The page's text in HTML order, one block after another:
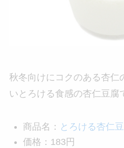
秋冬向けにコクのある杏仁
いとろける食感の杏仁豆腐
商品名： とろける杏仁
価格：183円